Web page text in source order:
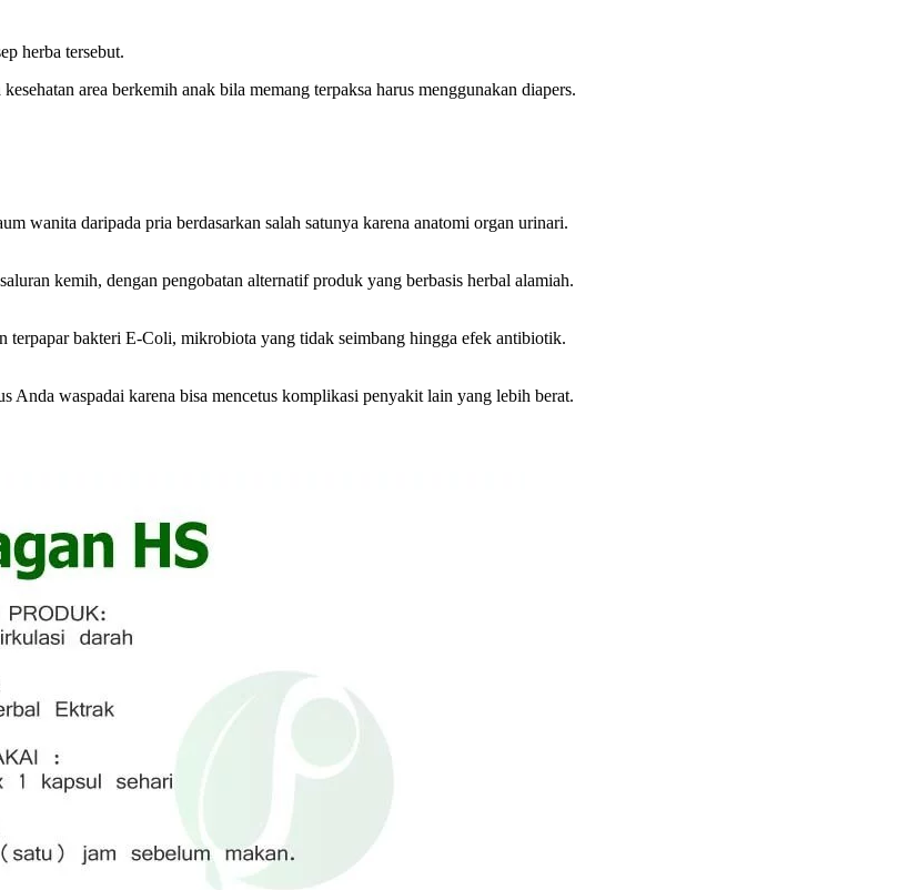
herba tersebut.
area berkemih anak bila memang terpaksa harus menggunakan diapers.
wanita daripada pria berdasarkan salah satunya karena anatomi organ urinari.
kemih, dengan pengobatan alternatif produk yang berbasis herbal alamiah.
bakteri E-Coli, mikrobiota yang tidak seimbang hingga efek antibiotik.
waspadai karena bisa mencetus komplikasi penyakit lain yang lebih berat.